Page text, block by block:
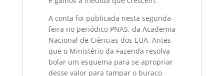
A conta foi publicada nesta segunda-
feira no periódico PNAS, da Academia
Nacional de Ciências dos EUA. Antes
que o Ministério da Fazenda resolva
bolar um esquema para se apropriar
desse valor para tampar o buraco